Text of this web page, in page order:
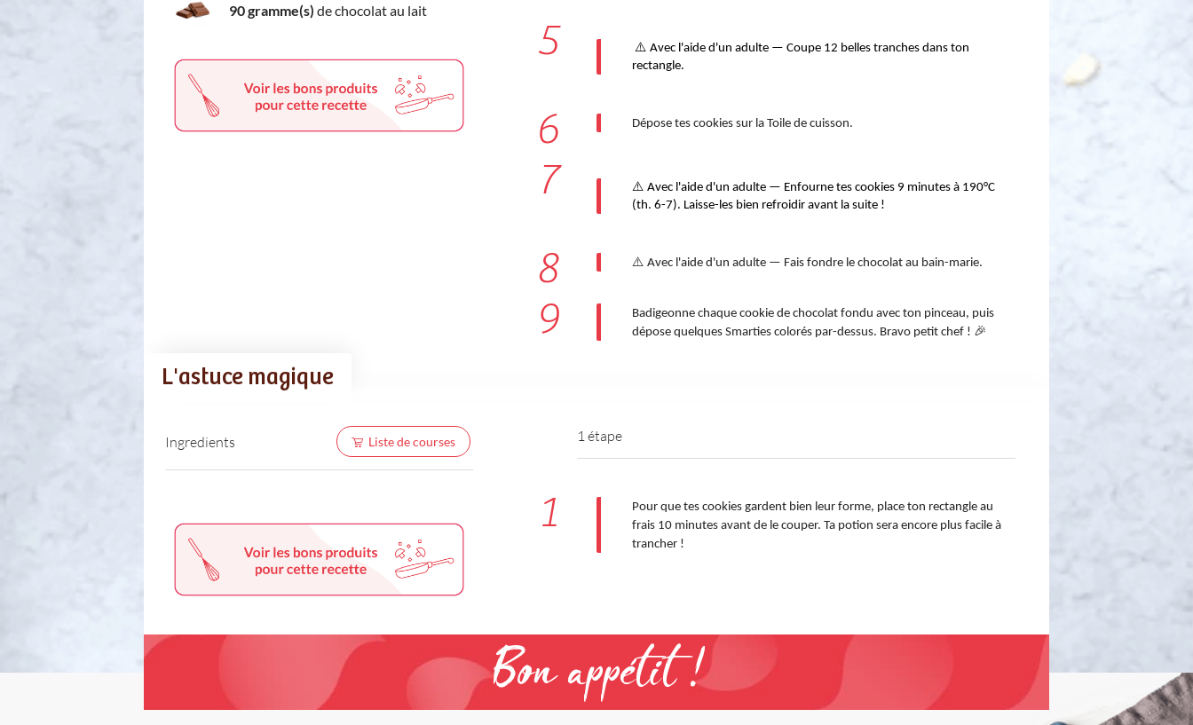
90 gramme(s) de chocolat au lait
5
rectangle.
6 Dépose tes cookies sur la Toile de cuisson.
7
⚠️ Avec l'aide d'un adulte — Enfourne tes cookies 9 minutes à 190°C
(th. 6-7). Laisse-les bien refroidir avant la suite !
8 ⚠️ Avec l'aide d'un adulte — Fais fondre le chocolat au bain-marie.
9
Badigeonne chaque cookie de chocolat fondu avec ton pinceau, puis
dépose quelques Smarties colorés par-dessus. Bravo petit chef ! 🎉
L'astuce magique
Ingredients Liste de courses 1 étape
1
Pour que tes cookies gardent bien leur forme, place ton rectangle au
frais 10 minutes avant de le couper. Ta potion sera encore plus facile à
trancher !
Bon appétit !